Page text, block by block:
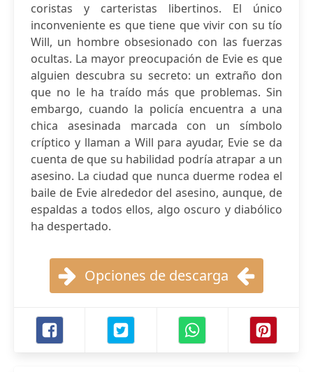
coristas y carteristas libertinos. El único
inconveniente es que tiene que vivir con su tío
Will, un hombre obsesionado con las fuerzas
ocultas. La mayor preocupación de Evie es que
alguien descubra su secreto: un extraño don
que no le ha traído más que problemas. Sin
embargo, cuando la policía encuentra a una
chica asesinada marcada con un símbolo
críptico y llaman a Will para ayudar, Evie se da
cuenta de que su habilidad podría atrapar a un
asesino. La ciudad que nunca duerme rodea el
baile de Evie alrededor del asesino, aunque, de
espaldas a todos ellos, algo oscuro y diabólico
ha despertado.
Opciones de descarga